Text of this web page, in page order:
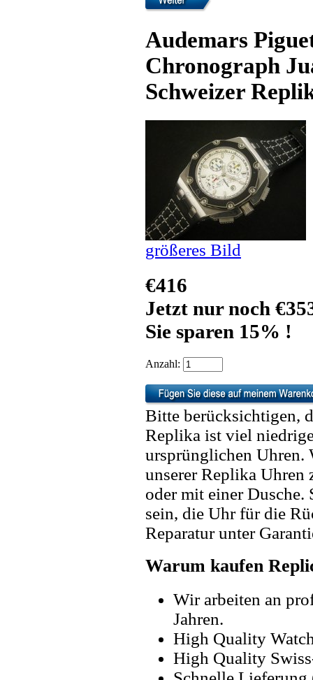
Audemars
Chronograph
Schweizer
größeres Bild
€416
Jetzt nur noch
Sie sparen 15% !
Anzahl:
Bitte berücksichtigen,
Replika ist viel
ursprünglichen Uhren.
unserer Replika Uhren
oder mit einer
sein, die Uhr für die
Reparatur unter
Warum kaufen
Wir arbeiten an
Jahren.
High Quality
High Quality